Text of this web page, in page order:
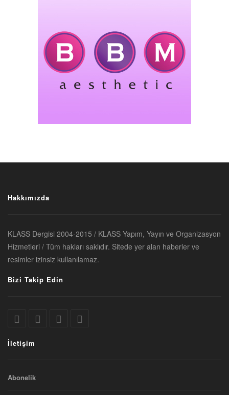
Hakkımızda
KLASS Dergisi 2004-2015 / KLASS Yapım, Yayın ve Organizasyon
Hizmetleri / Tüm hakları saklıdır. Sitede yer alan haberler ve
resimler izinsiz kullanılamaz.
Bizi Takip Edin
İletişim
Abonelik